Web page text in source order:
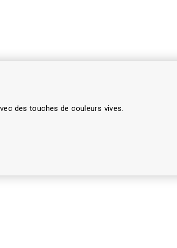
des touches de couleurs vives.